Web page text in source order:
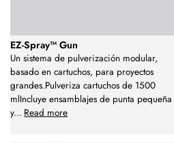
EZ-Spray™ Gun
Un sistema de pulverización modular,
basado en cartuchos, para proyectos
grandes.Pulveriza cartuchos de 1500
mlIncluye ensamblajes de punta pequeña
y... Read more